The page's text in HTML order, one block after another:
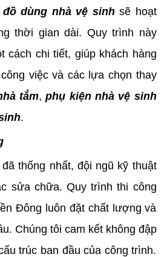
đồ dùng nhà vệ sinhsẽ hoạt
thời gian dài. Quy trình này
cách chi tiết, giúp khách hàng
việc và các lựa chọn thay
tắm,phụ kiện nhà vệ sinh
.
thống nhất, đội ngũ kỹ thuật
sửa chữa. Quy trình thi công
Đông luôn đặt chất lượng và
Chúng tôi cam kết không đập
trúc ban đầu của công trình.